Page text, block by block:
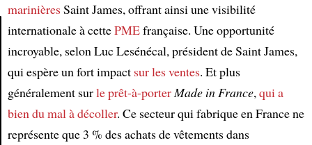
Article
marinièresSaint James, offrant ainsi une visibilité
internationale à cettePMEfrançaise. Une opportunité
incroyable, selon Luc Lesénécal, président de Saint James,
qui espère un fort impact sur les ventes. Et plus
généralement surle prêt-à-porterMade in France,qui a
bien du mal à décoller. Ce secteur qui fabrique en France ne
représente que 3 % des achats de vêtements dans